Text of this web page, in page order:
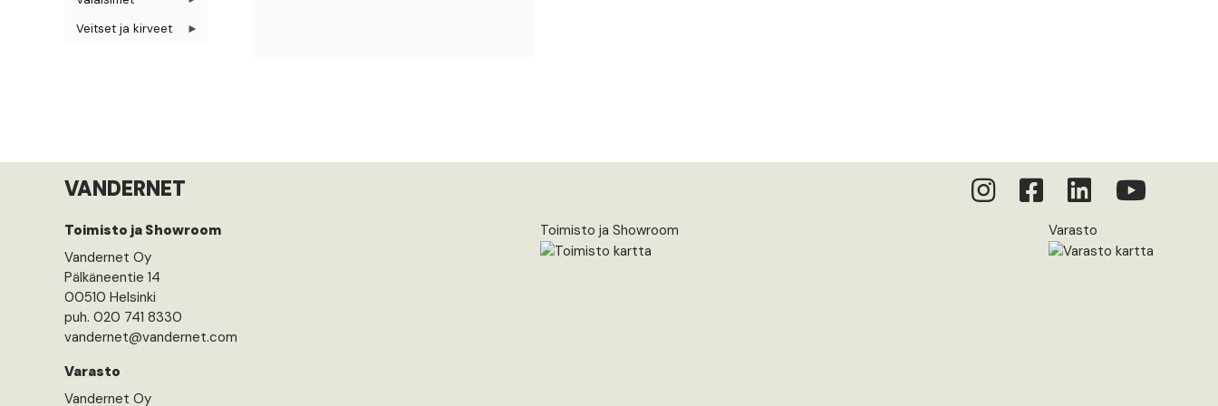
Veitset ja kirveet
VANDERNET
Toimisto ja Showroom
Vandernet Oy
Pälkäneentie 14
00510 Helsinki
puh. 020 741 8330
vandernet@vandernet.com
Varasto
Vandernet Oy
Toimisto ja Showroom Varasto